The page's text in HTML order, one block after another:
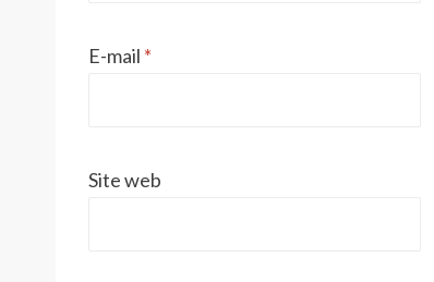
E-mail *
Site web